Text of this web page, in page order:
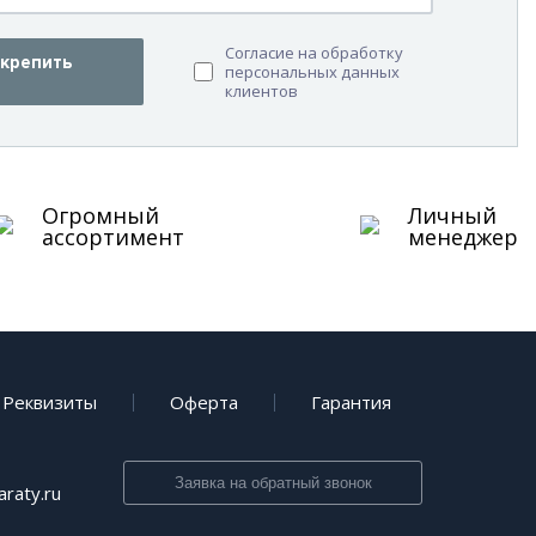
Согласие на обработку
персональных данных
клиентов
Огромный
ассортимент
Личный
менеджер
Реквизиты Оферта Гарантия
Заявка на обратный звонок